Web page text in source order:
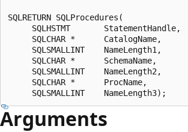
SQLRETURN SQLProcedures(
     SQLHSTMT       StatementHandle,
     SQLCHAR *      CatalogName,
     SQLSMALLINT    NameLength1,
     SQLCHAR *      SchemaName,
     SQLSMALLINT    NameLength2,
     SQLCHAR *      ProcName,
Arguments